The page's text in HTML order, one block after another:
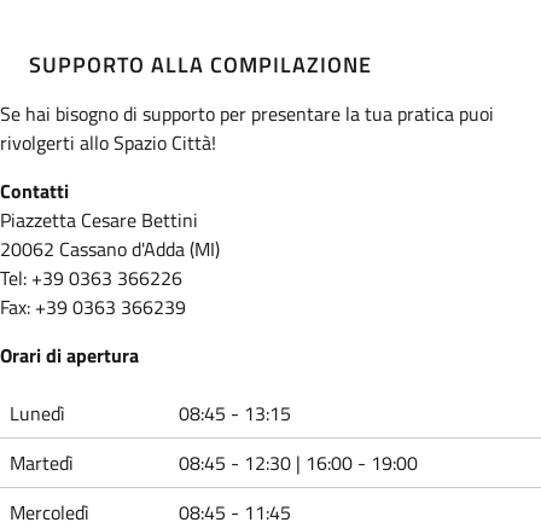
SUPPORTO ALLA COMPILAZIONE
Se hai bisogno di supporto per presentare la tua pratica puoi
rivolgerti allo Spazio Città!
Contatti
Piazzetta Cesare Bettini
20062 Cassano d'Adda (MI)
Tel: +39 0363 366226
Fax: +39 0363 366239
Orari di apertura
Lunedì
08:45 - 13:15
Martedì
08:45 - 12:30 | 16:00 - 19:00
Mercoledì
08:45 - 11:45